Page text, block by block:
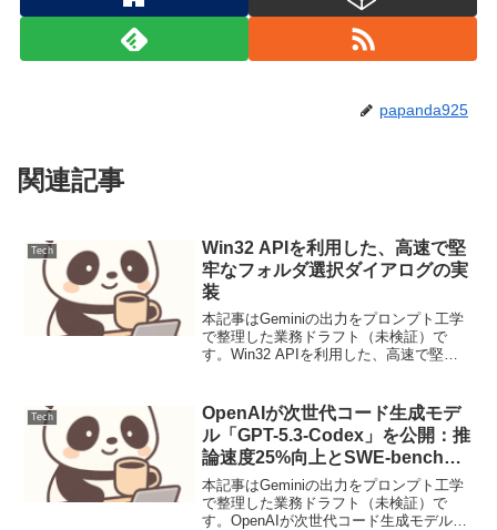
papanda925
関連記事
Tech
Win32 APIを利用した、高速で堅
牢なフォルダ選択ダイアログの実
装
本記事はGeminiの出力をプロンプト工学
で整理した業務ドラフト（未検証）で
す。Win32 APIを利用した、高速で堅牢
環境や、OSネイティブの軽量な挙動を...
Tech
OpenAIが次世代コード生成モデ
ル「GPT-5.3-Codex」を公開：推
論速度25%向上とSWE-bench
ProでのSOTA達成
本記事はGeminiの出力をプロンプト工学
で整理した業務ドラフト（未検証）で
す。OpenAIが次世代コード生成モデル